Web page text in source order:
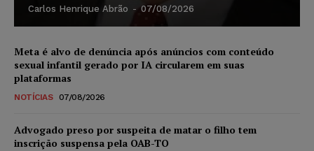
Carlos Henrique Abrão - 07/08/2026
Meta é alvo de denúncia após anúncios com conteúdo
sexual infantil gerado por IA circularem em suas
plataformas
NOTÍCIAS 07/08/2026
Advogado preso por suspeita de matar o filho tem
inscrição suspensa pela OAB-TO